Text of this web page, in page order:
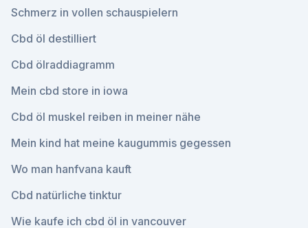
Schmerz in vollen schauspielern
Cbd öl destilliert
Cbd ölraddiagramm
Mein cbd store in iowa
Cbd öl muskel reiben in meiner nähe
Mein kind hat meine kaugummis gegessen
Wo man hanfvana kauft
Cbd natürliche tinktur
Wie kaufe ich cbd öl in vancouver